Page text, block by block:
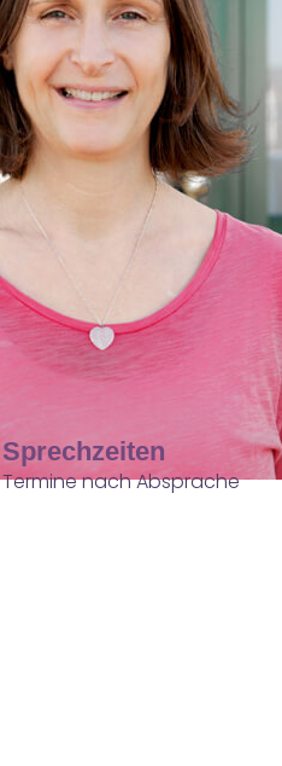
Sprechzeiten
Termine nach Absprache